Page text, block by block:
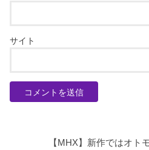
サイト
【MHX】新作ではオト